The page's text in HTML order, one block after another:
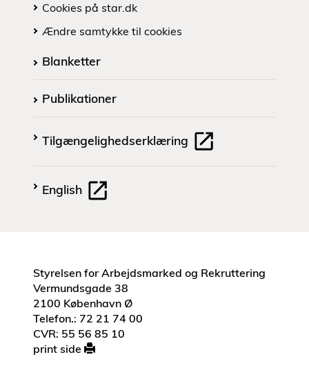
Cookies på star.dk
Ændre samtykke til cookies
Blanketter
Publikationer
Tilgængelighedserklæring
English
Styrelsen for Arbejdsmarked og Rekruttering
Vermundsgade 38
2100 København Ø
Telefon.: 72 21 74 00
CVR: 55 56 85 10
print side